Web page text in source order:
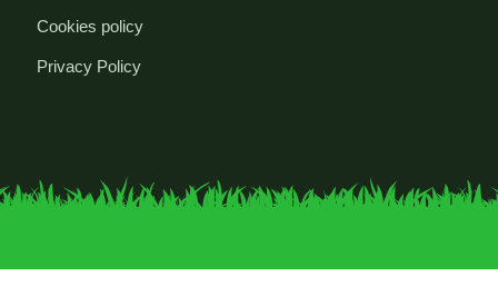
Cookies policy
Privacy Policy